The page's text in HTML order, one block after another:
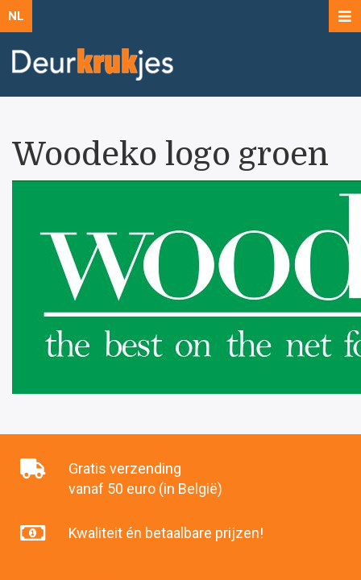
NL
Woodeko logo groen
Gratis verzending
vanaf 50 euro (in België)
Kwaliteit én betaalbare prijzen!